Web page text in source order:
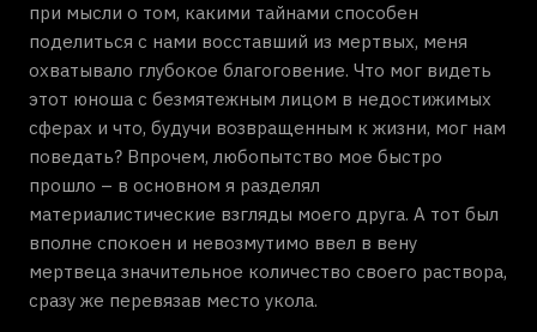
при мысли о том, какими тайнами способен
поделиться с нами восставший из мертвых, меня
охватывало глубокое благоговение. Что мог видеть
этот юноша с безмятежным лицом в недостижимых
сферах и что, будучи возвращенным к жизни, мог нам
поведать? Впрочем, любопытство мое быстро
прошло – в основном я разделял
материалистические взгляды моего друга. А тот был
вполне спокоен и невозмутимо ввел в вену
мертвеца значительное количество своего раствора,
сразу же перевязав место укола.